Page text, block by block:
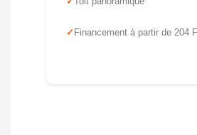
Financement à partir de 204